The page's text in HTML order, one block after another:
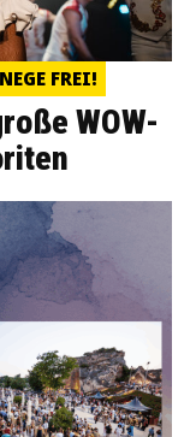
FREI!
WOW-